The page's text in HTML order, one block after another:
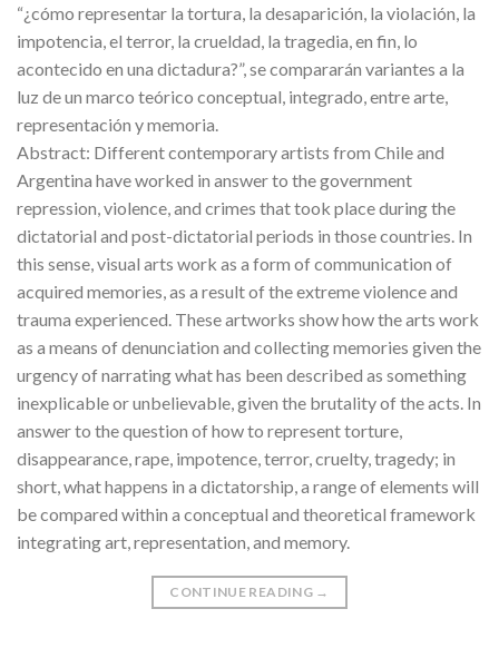
“¿cómo representar la tortura, la desaparición, la violación, la
impotencia, el terror, la crueldad, la tragedia, en fin, lo
acontecido en una dictadura?”, se compararán variantes a la
luz de un marco teórico conceptual, integrado, entre arte,
representación y memoria.
Abstract: Different contemporary artists from Chile and
Argentina have worked in answer to the government
repression, violence, and crimes that took place during the
dictatorial and post-dictatorial periods in those countries. In
this sense, visual arts work as a form of communication of
acquired memories, as a result of the extreme violence and
trauma experienced. These artworks show how the arts work
as a means of denunciation and collecting memories given the
urgency of narrating what has been described as something
inexplicable or unbelievable, given the brutality of the acts. In
answer to the question of how to represent torture,
disappearance, rape, impotence, terror, cruelty, tragedy; in
short, what happens in a dictatorship, a range of elements will
be compared within a conceptual and theoretical framework
integrating art, representation, and memory.
CONTINUE READING →